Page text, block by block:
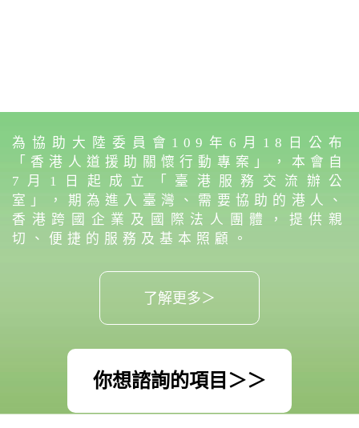
為協助大陸委員會109年6月18日公布
「香港人道援助關懷行動專案」，本會自
7月1日起成立「臺港服務交流辦公
室」，期為進入臺灣、需要協助的港人、
香港跨國企業及國際法人團體，提供親
切、便捷的服務及基本照顧。
了解更多＞
你想諮詢的項目＞＞